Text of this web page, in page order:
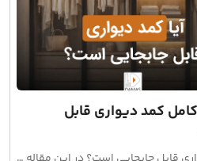
کمد دیواری قابل